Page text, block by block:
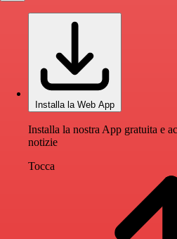
Installa la Web App
Installa la nostra App gratuita e
notizie
Tocca